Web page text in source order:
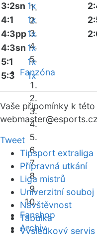
Fanzóna
Fanshop
Archiv
3:2sn 1x
4:1
1x
4:3pp1x
4:3sn 1x
5:1
1x
5:3
1x
Vaše připomínky k
webmaster
Tweet
Tipsport extraliga
Přípravná utkání
Liga mistrů
Univerzitní souboj
Návštěvnost
Tabulka
Výsledkový servis